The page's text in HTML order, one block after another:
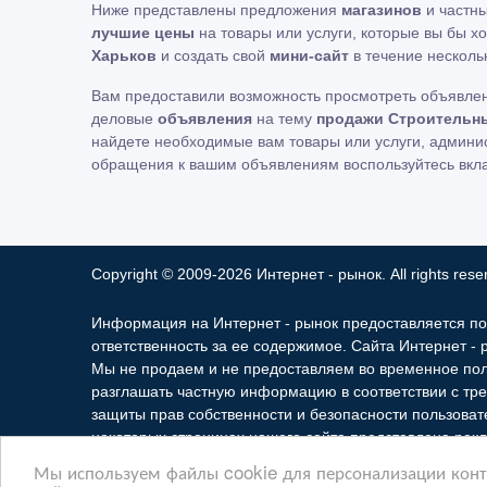
Мы используем файлы cookie для персонализации
Ниже представлены предложения магазинов и
лучшие цены на товары или услуги, которые вы бы
Харьков и создать свой мини-сайт в течение
Вам предоставили возможность просмотреть
деловые объявления на тему продажи
найдете необходимые вам товары или услуги,
обращения к вашим объявлениям воспользуйтесь
Copyright © 2009-2026 Интернет - рынок. All rights
Информация на Интернет - рынок предоставляется
ответственность за ее содержимое. Сайта Интернет
Мы не продаем и не предоставляем во временное
разглашать частную информацию в соответствии с
защиты прав собственности и безопасности
некоторых страницах нашего сайта представлена